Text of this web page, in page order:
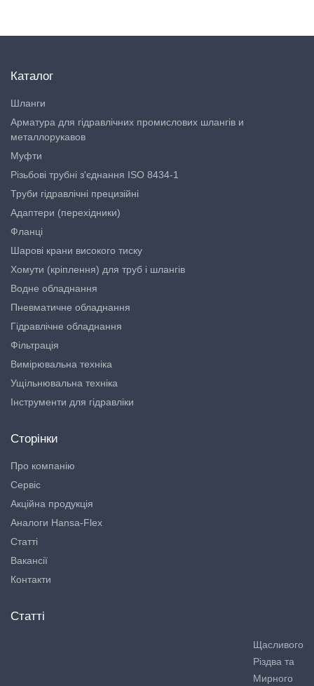
Каталог
Шланги
Арматура для гідравлічних промислових шлангів и
металлорукавов
Муфти
Різьбові трубні з'єднання ISO 8434-1
Труби гідравлічні прецизійні
Адаптери (перехідники)
Фланці
Шарові крани високого тиску
Хомути (кріплення) для труб і шлангів
Водне обладнання
Пневматичне обладнання
Гідравлічне обладнання
Фільтрація
Вимірювальна техніка
Ущільнювальна техніка
Інструменти для гідравліки
Сторінки
Про компанію
Сервіс
Акційна продукція
Аналоги Hansa-Flex
Статті
Вакансії
Контакти
Статті
Щасливого
Різдва та
Мирного